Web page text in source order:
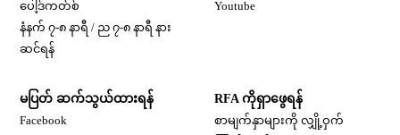
ပေါ့ဒ်ကတ်စ်
နံနက် ၇-၈ နာရီ / ည ၇-၈ နာရီ နား
ဆင်ရန်
Youtube
မပြတ် ဆက်သွယ်ထားရန်
Facebook
RFA ကိုရှာဖွေရန်
စာမျက်နှာများကို လျှို့ဝှက်